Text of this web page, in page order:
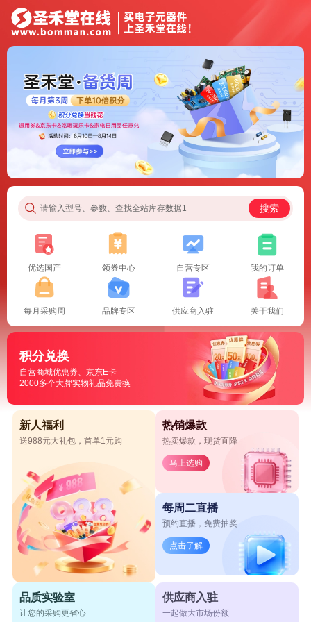
请输入型号、参数、查找全站库存数据1 搜索
优选国产 领券中心 自营专区 我的订单
每月采购周 品牌专区 供应商入驻 关于我们
积分兑换
自营商城优惠券、京东E卡
2000多个大牌实物礼品免费换
新人福利
送988元大礼包，首单1元购
热销爆款
热卖爆款，现货直降
马上选购
每周二直播
预约直播，免费抽奖
点击了解
品质实验室
让您的采购更省心
供应商入驻
一起做大市场份额